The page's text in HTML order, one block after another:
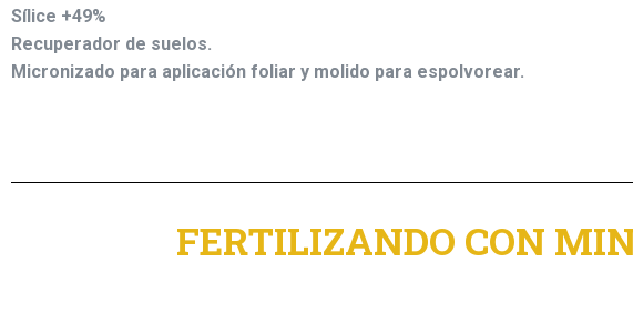
Sílice +49%
Recuperador de suelos.
Micronizado para aplicación foliar y molido para espolvorear.
FERTILIZANDO CON